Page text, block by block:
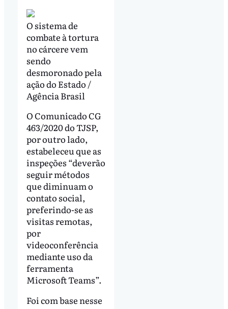
O sistema de
combate à tortura
no cárcere vem
sendo
desmoronado pela
ação do Estado /
Agência Brasil
O Comunicado CG
463/2020 do TJSP,
por outro lado,
estabeleceu que as
inspeções “deverão
seguir métodos
que diminuam o
contato social,
preferindo-se as
visitas remotas,
por
videoconferência
mediante uso da
ferramenta
Microsoft Teams”.
Foi com base nesse